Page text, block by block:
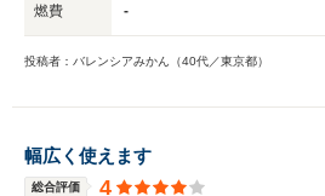
燃費 -
投稿者：バレンシアみかん（40代／東京都）
幅広く使えます
総合評価 4